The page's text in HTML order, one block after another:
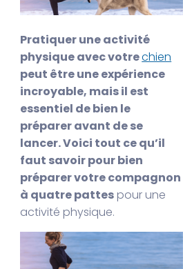
Pratiquer une activité
physique avec votrechien
peut être une expérience
incroyable, mais il est
essentiel de bien le
préparer avant de se
lancer. Voici tout ce qu’il
faut savoir pour bien
préparer votre compagnon
à quatre pattes pour une
activité physique.